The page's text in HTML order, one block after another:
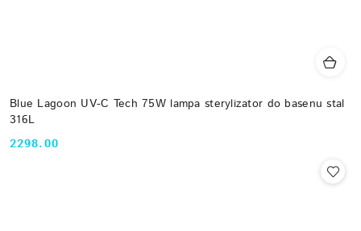
Blue Lagoon UV-C Tech 75W lampa sterylizator do basenu stal
316L
Cena:
2298.00